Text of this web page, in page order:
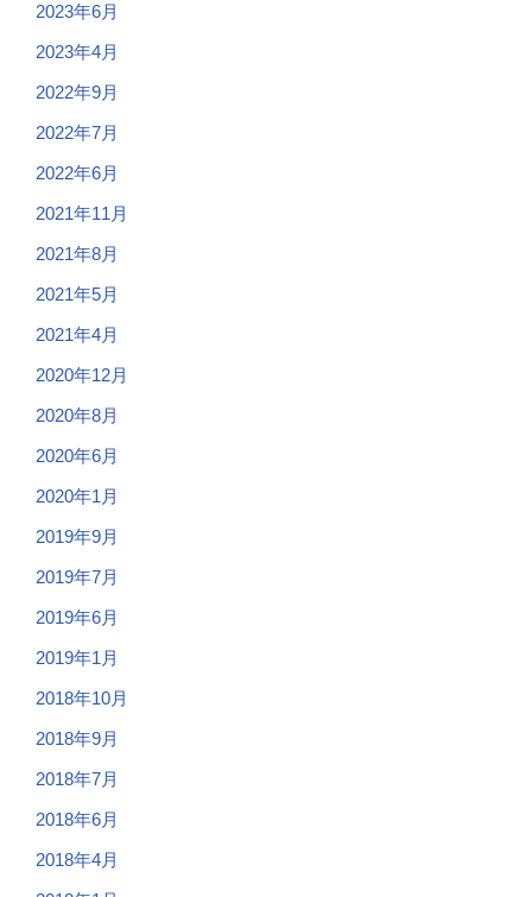
2023年6月
2023年4月
2022年9月
2022年7月
2022年6月
2021年11月
2021年8月
2021年5月
2021年4月
2020年12月
2020年8月
2020年6月
2020年1月
2019年9月
2019年7月
2019年6月
2019年1月
2018年10月
2018年9月
2018年7月
2018年6月
2018年4月